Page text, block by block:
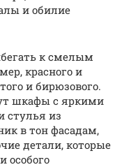
и обилие
к смелым
красного и
и бирюзового.
шкафы с яркими
стулья из
в тон фасадам,
детали, которые
особого